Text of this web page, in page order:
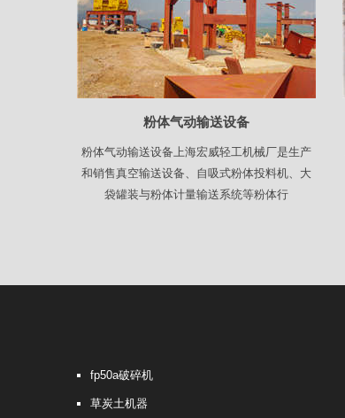
粉体气动输送设备
粉体气动输送设备上海宏威轻工机械厂是生产
和销售真空输送设备、自吸式粉体投料机、大
袋罐装与粉体计量输送系统等粉体行
fp50a破碎机
草炭土机器